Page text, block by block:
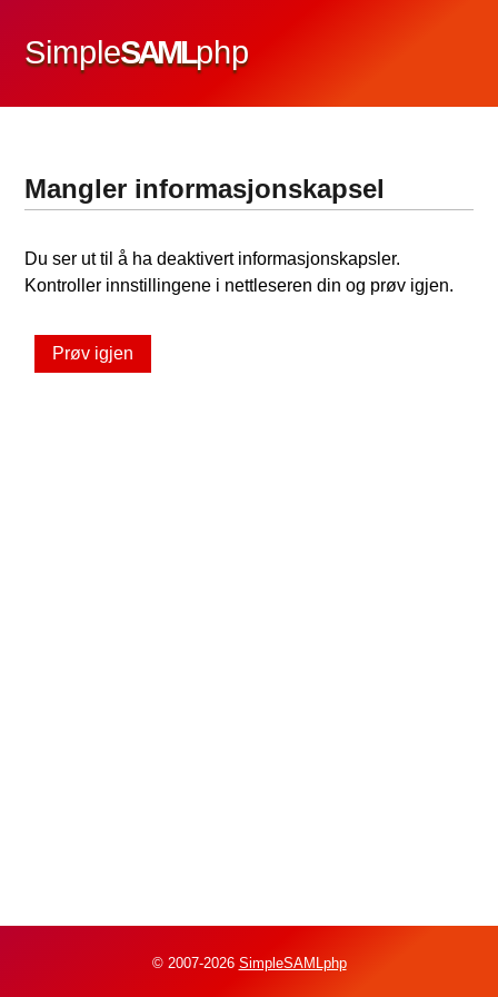
SimpleSAMLphp
Mangler informasjonskapsel
Du ser ut til å ha deaktivert informasjonskapsler.
Kontroller innstillingene i nettleseren din og prøv igjen.
Prøv igjen
© 2007-2026 SimpleSAMLphp